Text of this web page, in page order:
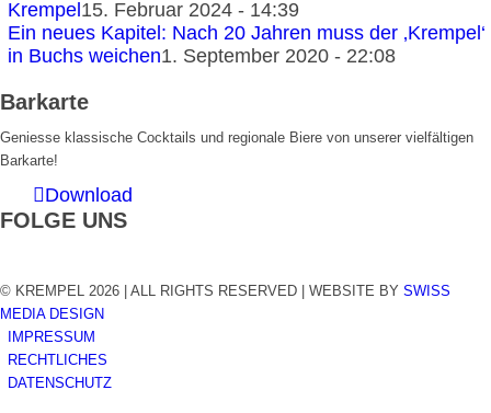
Krempel 15. Februar 2024 - 14:39
Ein neues Kapitel: Nach 20 Jahren muss der ‚Krempel‘
in Buchs weichen1. September 2020 - 22:08
Barkarte
Geniesse klassische Cocktails und regionale Biere von unserer vielfältigen
Barkarte!
Download
FOLGE UNS
© KREMPEL 2026 | ALL RIGHTS RESERVED | WEBSITE BY SWISS
MEDIA DESIGN
IMPRESSUM
RECHTLICHES
DATENSCHUTZ